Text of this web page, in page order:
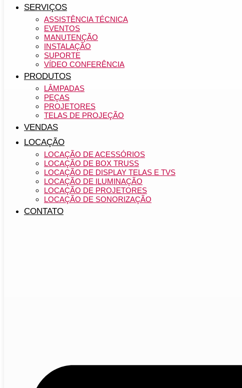
SERVIÇOS
ASSISTÊNCIA TÉCNICA
EVENTOS
MANUTENÇÃO
INSTALAÇÃO
SUPORTE
VÍDEO CONFERÊNCIA
PRODUTOS
LÂMPADAS
PEÇAS
PROJETORES
TELAS DE PROJEÇÃO
VENDAS
LOCAÇÃO
LOCAÇÃO DE ACESSÓRIOS
LOCAÇÃO DE BOX TRUSS
LOCAÇÃO DE DISPLAY TELAS E TVS
LOCAÇÃO DE ILUMINAÇÃO
LOCAÇÃO DE PROJETORES
LOCAÇÃO DE SONORIZAÇÃO
CONTATO